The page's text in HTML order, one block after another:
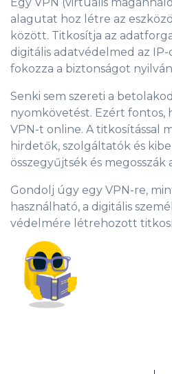
Egy VPN (virtuális
alagutat hoz létre az
között. Titkosítja az
digitális adatvédelmed az
fokozza a biztonságot
Senki sem szereti a
nyomkövetést. Ezért fontos,
VPN-t online. A titkosítással
hirdetők, szolgáltatók és
összegyűjtsék és megosszák
Gondolj úgy egy VPN-re,
használható, a digitális
védelmére létrehozott